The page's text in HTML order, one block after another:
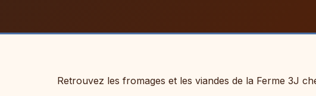
Retrouvez les fromages et les viandes de la Ferme 3J